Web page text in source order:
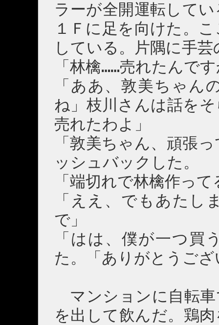
ラーが全開運転して
１Ｆに足を向けた。
している。片隅に手
「林檎……売れたんで
「ああ、敦美ちゃん
ね」枝川さんは話を
売れたわよ」
「敦美ちゃん、頑張
ッシュバックした。
「端切れで林檎作っ
「ええ、でもあたし
で」
「はは、僕が一つ買
た。「ありがとうご
マンションに自転車
を出して飲んだ。鶏